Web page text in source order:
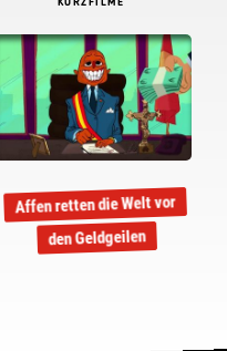
KURZFILME
Affen retten die Welt vor
den Geldgeilen